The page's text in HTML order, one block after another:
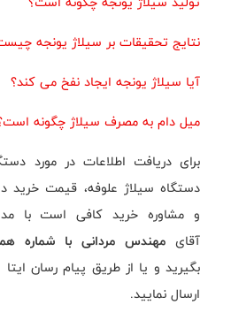
نتایج تحقیقات بر سیلاژ یونجه
آیا سیلاژ یونجه ایجاد نفخ می کند؟
میل دام به مصرف سیلاژ چگونه
برای دریافت اطلاعات در مورد
دستگاه سیلاژ علوفه، قیمت خرید
و مشاوره خرید کافی است با
آقای مهندس مردانی با شماره همراه
بگیرید و یا از طریق پیام رسان
ارسال نمایید.